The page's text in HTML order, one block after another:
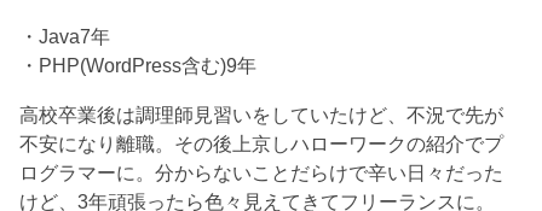
・Java7年
・PHP(WordPress含む)9年
高校卒業後は調理師見習いをしていたけど、不況で先が
不安になり離職。その後上京しハローワークの紹介でプ
ログラマーに。分からないことだらけで辛い日々だった
けど、3年頑張ったら色々見えてきてフリーランスに。